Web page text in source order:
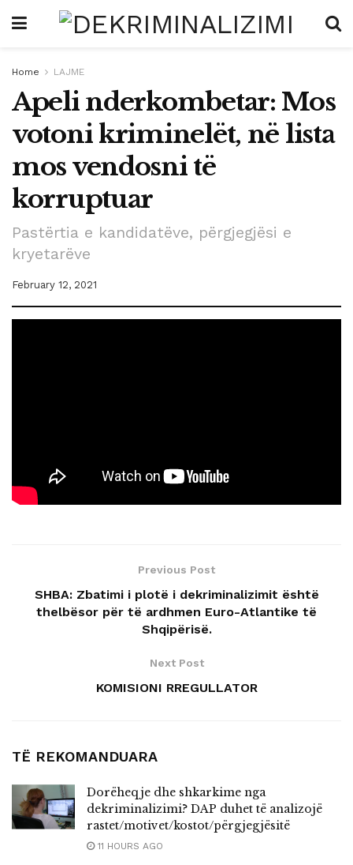
Home LAJME
Apeli nderkombetar: Mos
votoni kriminelët, në lista
mos vendosni të
korruptuar
Pastërtia e kandidatëve, përgjegjësi e
kryetarëve
February 12, 2021
Previous Post
SHBA: Zbatimi i plotë i dekriminalizimit është
thelbësor për të ardhmen Euro-Atlantike të
Shqipërisë.
Next Post
KOMISIONI RREGULLATOR
TË REKOMANDUARA
Dorëheqje dhe shkarkime nga
dekriminalizimi? DAP duhet të analizojë
rastet/motivet/kostot/përgjegjësitë
11 HOURS AGO